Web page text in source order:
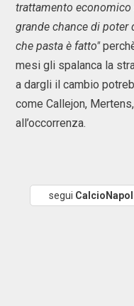
trattamento economico
grande chance di
che pasta è fatto"
mesi gli spalanca la
a dargli il cambio
come Callejon,
all’occorrenza.
segui